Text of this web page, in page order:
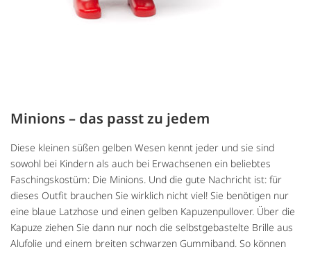
Minions – das passt zu jedem
Diese kleinen süßen gelben Wesen kennt jeder und sie sind
sowohl bei Kindern als auch bei Erwachsenen ein beliebtes
Faschingskostüm: Die Minions. Und die gute Nachricht ist: für
dieses Outfit brauchen Sie wirklich nicht viel! Sie benötigen nur
eine blaue Latzhose und einen gelben Kapuzenpullover. Über die
Kapuze ziehen Sie dann nur noch die selbstgebastelte Brille aus
Alufolie und einem breiten schwarzen Gummiband. So können